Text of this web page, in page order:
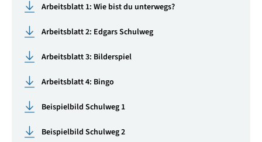
Arbeitsblatt 1: Wie bist du unterwegs?
Arbeitsblatt 2: Edgars Schulweg
Arbeitsblatt 3: Bilderspiel
Arbeitsblatt 4: Bingo
Beispielbild Schulweg 1
Beispielbild Schulweg 2